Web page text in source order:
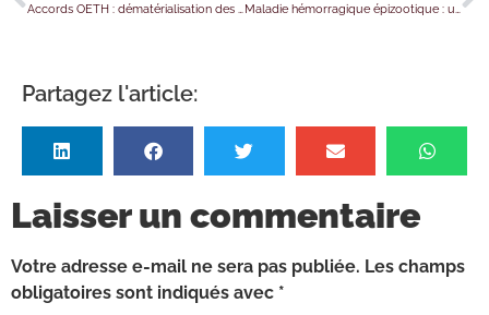
Accords OETH : dématérialisation des demandes d’agrément ! Maladie hémorragique épizootique : une prise en charge des frais possible
Partagez l'article:
Laisser un commentaire
Votre adresse e-mail ne sera pas publiée. Les champs
obligatoires sont indiqués avec *